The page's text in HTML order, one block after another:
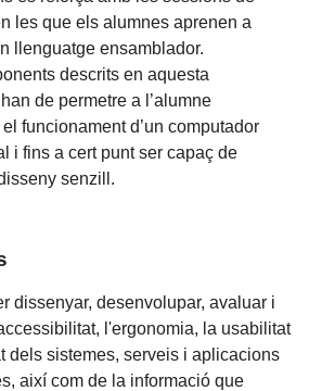
les que els alumnes aprenen a
llenguatge ensamblador.
descrits en aquesta
de permetre a l’alumne
funcionament d’un computador
i fins a cert punt ser capaç de
senzill.
dissenyar, desenvolupar, avaluar i
l'ergonomia, la usabilitat
dels sistemes, serveis i aplicacions
així com de la informació que